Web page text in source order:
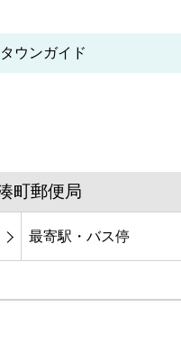
ウンガイド
町郵便局
最寄駅・バス停